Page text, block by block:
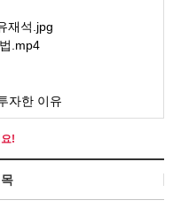
재석.jpg
.mp4
자한 이유
!